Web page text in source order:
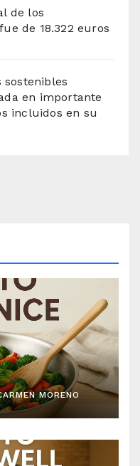
de los
de 18.322 euros
en importante
incluidos en su
MORENO